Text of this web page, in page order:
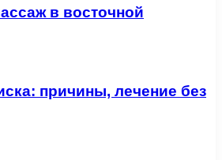
в восточной
причины, лечение без